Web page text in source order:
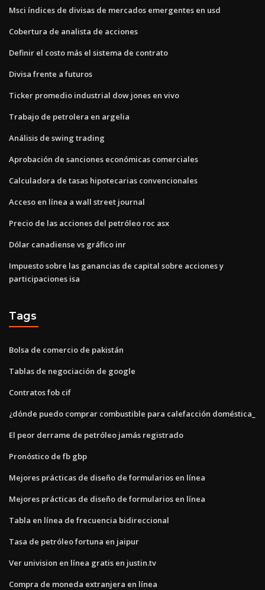
Msci índices de divisas de mercados emergentes en usd
Cobertura de analista de acciones
Definir el costo más el sistema de contrato
Divisa frente a futuros
Ticker promedio industrial dow jones en vivo
Trabajo de petrolera en argelia
Análisis de swing trading
Aprobación de sanciones económicas comerciales
Calculadora de tasas hipotecarias convencionales
Acceso en línea a wall street journal
Precio de las acciones del petróleo roc asx
Dólar canadiense vs gráfico inr
Impuesto sobre las ganancias de capital sobre acciones y
participaciones isa
Tags
Bolsa de comercio de pakistán
Tablas de negociación de google
Contratos fob cif
¿dónde puedo comprar combustible para calefacción doméstica_
El peor derrame de petróleo jamás registrado
Pronóstico de fb gbp
Mejores prácticas de diseño de formularios en línea
Mejores prácticas de diseño de formularios en línea
Tabla en línea de frecuencia bidireccional
Tasa de petróleo fortuna en jaipur
Ver univision en línea gratis en justin.tv
Compra de moneda extranjera en línea